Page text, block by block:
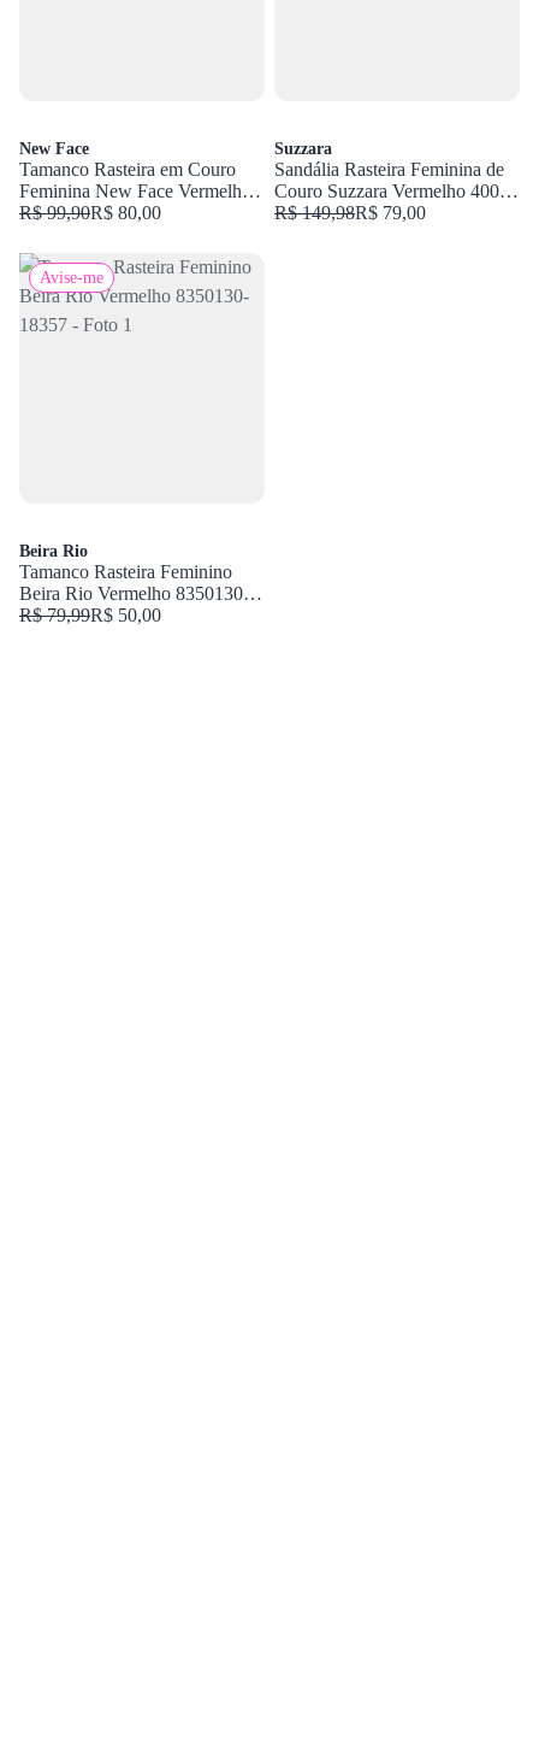
New Face
Tamanco Rasteira em Couro
Feminina New Face Vermelho
22705
R$ 99,90R$ 80,00
Suzzara
Sandália Rasteira Feminina de
Couro Suzzara Vermelho 400-
04
R$ 149,98R$ 79,00
Avise-me
Beira Rio
Tamanco Rasteira Feminino
Beira Rio Vermelho 8350130-
18357
R$ 79,99R$ 50,00